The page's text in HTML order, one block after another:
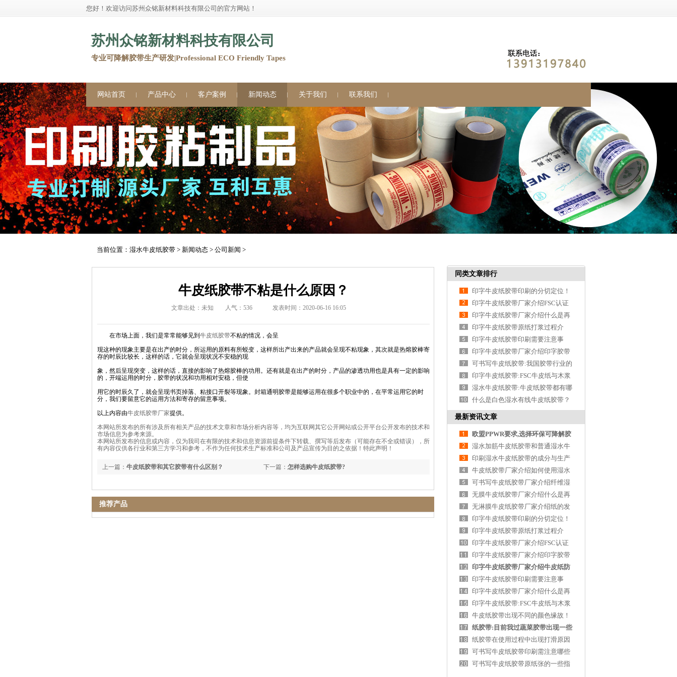
您好！欢迎访问苏州众铭新材料科技有限公司的官方网站！
苏州众铭新材料科技有限公司
专业可降解胶带生产研发|Professional ECO Friendly Tapes
网站首页 产品中心 客户案例 新闻动态 关于我们 联系我们
当前位置： 湿水牛皮纸胶带 > 新闻动态 > 公司新闻 >
牛皮纸胶带不粘是什么原因？
文章出处：未知 人气： 536 发表时间：2020-06-16 16:05
在市场上面，我们是常常能够见到 牛皮纸胶带不粘的情况，会呈
现这种的现象主要是在出产的时分，所运用的原料有所蜕变，这样所出产出来的产品就会呈现不粘现象，其次就是热熔胶棒寄
存的时辰比较长，这样的话，它就会呈现状况不安稳的现
象，然后呈现突变，这样的话，直接的影响了热熔胶棒的功用。还有就是在出产的时分，产品的渗透功用也是具有一定的影响
的，开端运用的时分，胶带的状况和功用相对安稳，但使
用它的时辰久了，就会呈现书页掉落、粘接口开裂等现象。封箱通明胶带是能够运用在很多个职业中的，在平常运用它的时
分，我们要留意它的运用方法和寄存的留意事项。
以上内容由牛皮纸胶带厂家提供。
本网站所发布的所有涉及所有相关产品的技术文章和市场分析内容等，均为互联网其它公开网站或公开平台公开发布的技术和
市场信息为参考来源。
本网站所发布的信息或内容，仅为我司在有限的技术和信息资源前提条件下转载、撰写等后发布（可能存在不全或错误），所
有内容仅供各行业和第三方学习和参考，不作为任何技术生产标准和公司及产品宣传为目的之依据！特此声明！
下一篇： 怎样选购牛皮纸胶带?
上一篇： 牛皮纸胶带和其它胶带有什么区别？
推荐产品
同类文章排行
印字牛皮纸胶带印刷的分切定位！
印字牛皮纸胶带厂家介绍FSC认证
标志！
印字牛皮纸胶带厂家介绍什么是再
生纸？
印字牛皮纸胶带原纸打浆过程介
绍！
印字牛皮纸胶带印刷需要注意事
项！
印字牛皮纸胶带厂家介绍印字胶带
的质量辨别方
可书写牛皮纸胶带:我国胶带行业的
发展趋势
印字牛皮纸胶带:FSC牛皮纸与木浆
牛皮纸区别！
湿水牛皮纸胶带:牛皮纸胶带都有哪
些？
什么是白色湿水有线牛皮纸胶带？
最新资讯文章
欧盟PPWR要求,选择环保可降解胶
带!
湿水加筋牛皮纸胶带和普通湿水牛
皮纸胶带的特
印刷湿水牛皮纸胶带的成分与生产
技术工艺
牛皮纸胶带厂家介绍如何使用湿水
牛皮纸胶带？
可书写牛皮纸胶带厂家介绍纤维湿
水牛皮纸胶带
无膜牛皮纸胶带厂家介绍什么是再
生纸？
无淋膜牛皮纸胶带厂家介绍纸的发
展史！
印字牛皮纸胶带印刷的分切定位！
印字牛皮纸胶带原纸打浆过程介
绍！
印字牛皮纸胶带厂家介绍FSC认证
标志！
印字牛皮纸胶带厂家介绍印字胶带
的质量辨别方
印字牛皮纸胶带厂家介绍牛皮纸防
水剂如何使用
印字牛皮纸胶带印刷需要注意事
项！
印字牛皮纸胶带厂家介绍什么是再
生纸？
印字牛皮纸胶带:FSC牛皮纸与木浆
牛皮纸区别！
牛皮纸胶带出现不同的颜色缘故！
纸胶带:目前我过蔬菜胶带出现一些
现象！
纸胶带在使用过程中出现打滑原因
分析
可书写牛皮纸胶带印刷需注意哪些
问题？
可书写牛皮纸胶带原纸张的一些指